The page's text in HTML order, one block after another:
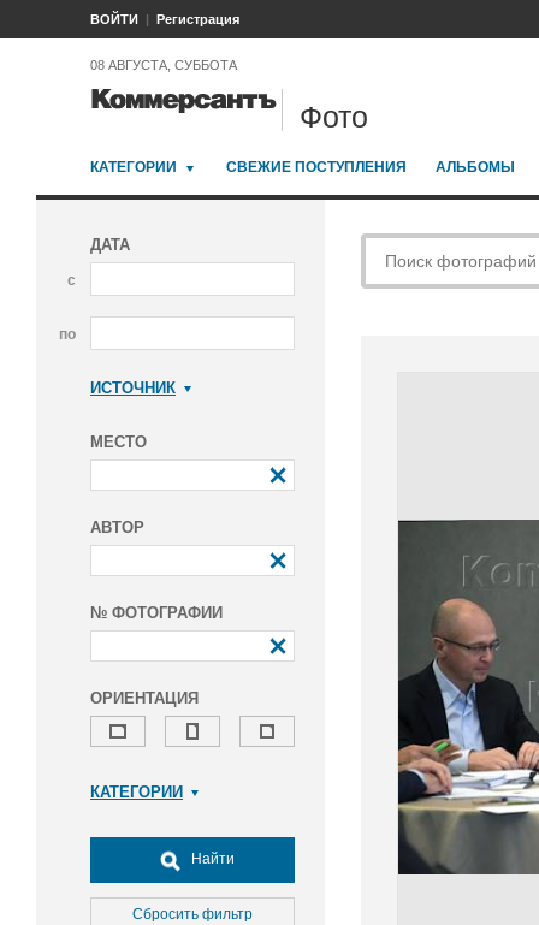
ВОЙТИ Регистрация
08 АВГУСТА, СУББОТА
Фото
КАТЕГОРИИ СВЕЖИЕ ПОСТУПЛЕНИЯ АЛЬБОМЫ
ДАТА
с
по
ИСТОЧНИК
МЕСТО
АВТОР
№ ФОТОГРАФИИ
ОРИЕНТАЦИЯ
КАТЕГОРИИ
Досуг, туризм и отдых
Культура
Медицина
Найти
Сбросить фильтр